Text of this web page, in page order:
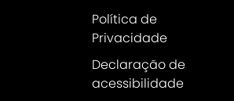
Política de
Privacidade
Declaração de
acessibilidade